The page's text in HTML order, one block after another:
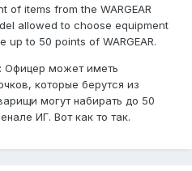
of items from the WARGEAR
allowed to choose equipment
to 50 points of WARGEAR.
Офицер может иметь
которые берутся из
могут набирать до 50
ИГ. Вот как то так.